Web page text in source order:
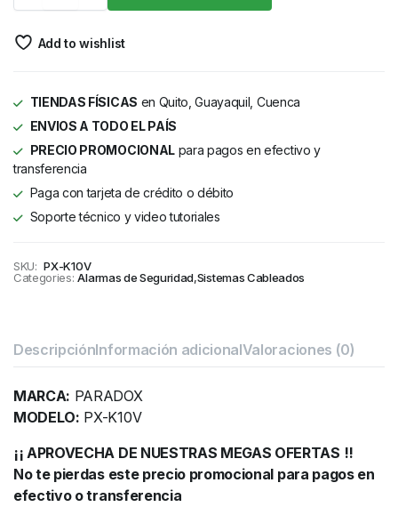
Add to wishlist
TIENDAS FÍSICAS en Quito, Guayaquil, Cuenca
ENVIOS A TODO EL PAÍS
PRECIO PROMOCIONALpara pagos en efectivo y
transferencia
Paga con tarjeta de crédito o débito
Soporte técnico y video tutoriales
SKU: PX-K10V
Categories: Alarmas de Seguridad,Sistemas Cableados
DescripciónInformación adicionalValoraciones (0)
MARCA: PARADOX
MODELO: PX-K10V
¡¡ APROVECHA DE NUESTRAS MEGAS OFERTAS !!
No te pierdas este precio promocional para pagos en
efectivo o transferencia